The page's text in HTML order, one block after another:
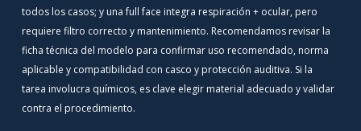
todos los casos; y una full face integra respiración + ocular, pero
requiere filtro correcto y mantenimiento. Recomendamos revisar la
ficha técnica del modelo para confirmar uso recomendado, norma
aplicable y compatibilidad con casco y protección auditiva. Si la
tarea involucra químicos, es clave elegir material adecuado y validar
contra el procedimiento.